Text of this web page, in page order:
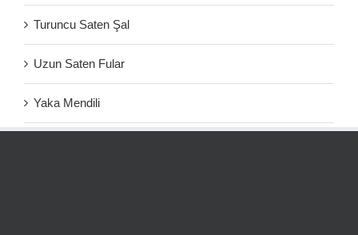
Turuncu Saten Şal
Uzun Saten Fular
Yaka Mendili